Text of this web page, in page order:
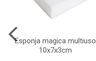
Esponja magica multiuso
10x7x3cm